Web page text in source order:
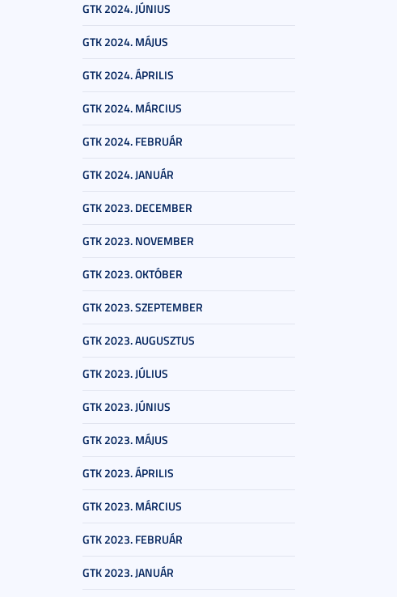
GTK 2024. JÚNIUS
GTK 2024. MÁJUS
GTK 2024. ÁPRILIS
GTK 2024. MÁRCIUS
GTK 2024. FEBRUÁR
GTK 2024. JANUÁR
GTK 2023. DECEMBER
GTK 2023. NOVEMBER
GTK 2023. OKTÓBER
GTK 2023. SZEPTEMBER
GTK 2023. AUGUSZTUS
GTK 2023. JÚLIUS
GTK 2023. JÚNIUS
GTK 2023. MÁJUS
GTK 2023. ÁPRILIS
GTK 2023. MÁRCIUS
GTK 2023. FEBRUÁR
GTK 2023. JANUÁR